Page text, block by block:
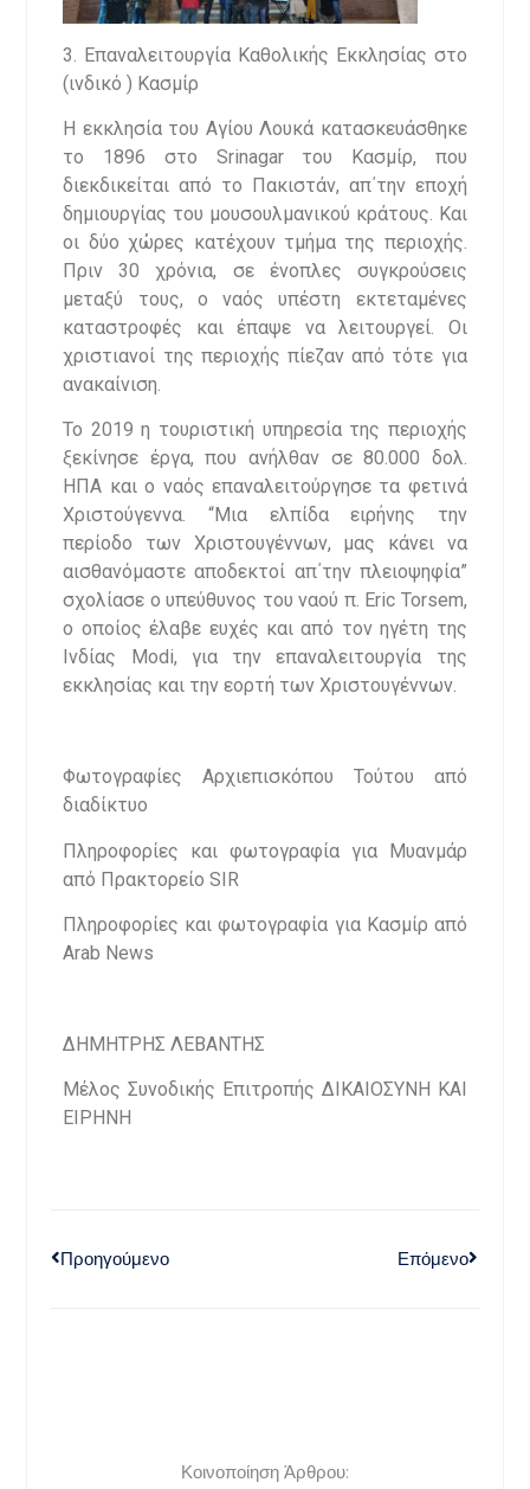
3. Επαναλειτουργία Καθολικής Εκκλησίας στο
(ινδικό ) Κασμίρ
Η εκκλησία του Αγίου Λουκά κατασκευάσθηκε
το 1896 στο Srinagar του Κασμίρ, που
διεκδικείται από το Πακιστάν, απ΄την εποχή
δημιουργίας του μουσουλμανικού κράτους. Και
οι δύο χώρες κατέχουν τμήμα της περιοχής.
Πριν 30 χρόνια, σε ένοπλες συγκρούσεις
μεταξύ τους, ο ναός υπέστη εκτεταμένες
καταστροφές και έπαψε να λειτουργεί. Οι
χριστιανοί της περιοχής πίεζαν από τότε για
ανακαίνιση.
Το 2019 η τουριστική υπηρεσία της περιοχής
ξεκίνησε έργα, που ανήλθαν σε 80.000 δολ.
ΗΠΑ και ο ναός επαναλειτούργησε τα φετινά
Χριστούγεννα. “Μια ελπίδα ειρήνης την
περίοδο των Χριστουγέννων, μας κάνει να
αισθανόμαστε αποδεκτοί απ΄την πλειοψηφία”
σχολίασε ο υπεύθυνος του ναού π. Eric Torsem,
ο οποίος έλαβε ευχές και από τον ηγέτη της
Ινδίας Modi, για την επαναλειτουργία της
εκκλησίας και την εορτή των Χριστουγέννων.
Φωτογραφίες Αρχιεπισκόπου Τούτου από
διαδίκτυο
Πληροφορίες και φωτογραφία για Μυανμάρ
από Πρακτορείο SIR
Πληροφορίες και φωτογραφία για Κασμίρ από
Arab News
ΔΗΜΗΤΡΗΣ ΛΕΒΑΝΤΗΣ
Μέλος Συνοδικής Επιτροπής ΔΙΚΑΙΟΣΥΝΗ ΚΑΙ
ΕΙΡΗΝΗ
Προηγούμενο Επόμενο
Κοινοποίηση Άρθρου: